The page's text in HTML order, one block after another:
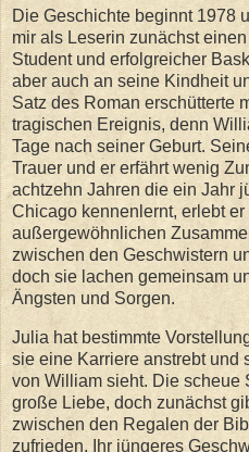
Die Geschichte beginnt 1978
mir als Leserin zunächst
Student und erfolgreicher
aber auch an seine Kindheit
Satz des Roman erschütterte
tragischen Ereignis, denn
Tage nach seiner Geburt.
Trauer und er erfährt wenig
achtzehn Jahren die ein Jahr
Chicago kennenlernt, erlebt
außergewöhnlichen
zwischen den Geschwistern
doch sie lachen gemeinsam
Ängsten und Sorgen.
Julia hat bestimmte
sie eine Karriere anstrebt und
von William sieht. Die scheue
große Liebe, doch zunächst
zwischen den Regalen der
zufrieden. Ihr jüngeres